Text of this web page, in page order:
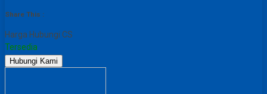
Share This :
Harga Hubungi CS
Tersedia
Hubungi Kami